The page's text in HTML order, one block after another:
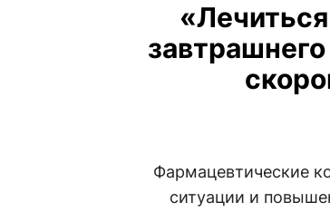
Фармацевтические
ситуации и